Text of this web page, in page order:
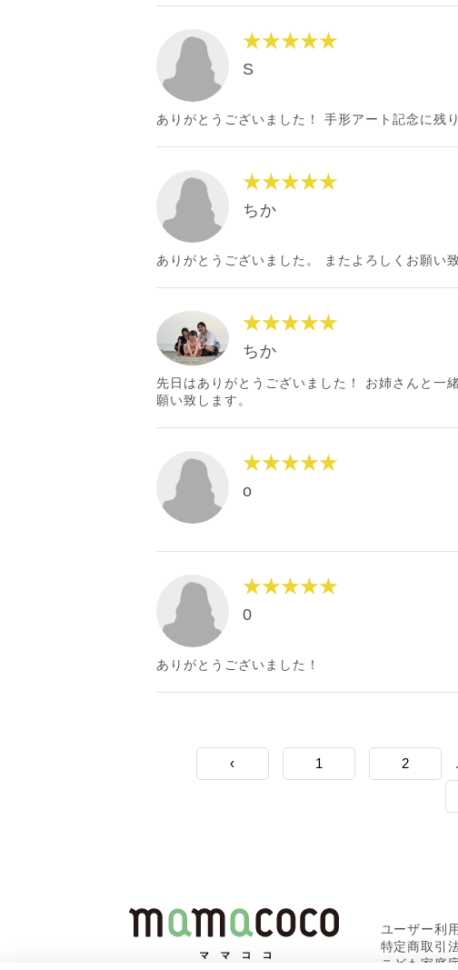
★★★★★
S
ありがとうございました！ 手形アート記念に残
★★★★★
ちか
ありがとうございました。 またよろしくお願い致
★★★★★
ちか
先日はありがとうございました！ お姉さんと一
願い致します。
★★★★★
o
★★★★★
0
ありがとうございました！
‹ 1 2
ユーザー利
特定商取引
こども家庭